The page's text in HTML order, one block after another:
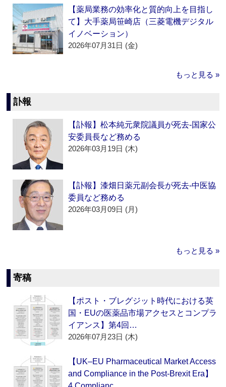
【薬局業務の効率化と質的向上を目指し
て】大手薬局笹崎店（三菱電機デジタル
イノベーション）
2026年07月31日 (金)
もっと見る »
訃報
【訃報】松本純元衆院議員が死去‐国家公
安委員長など務める
2026年03月19日 (木)
【訃報】漆畑日薬元副会長が死去‐中医協
委員など務める
2026年03月09日 (月)
もっと見る »
寄稿
【ポスト・ブレグジット時代における英
国・EUの医薬品市場アクセスとコンプラ
イアンス】第4回…
2026年07月23日 (木)
【UK–EU Pharmaceutical Market Access
and Compliance in the Post-Brexit Era】